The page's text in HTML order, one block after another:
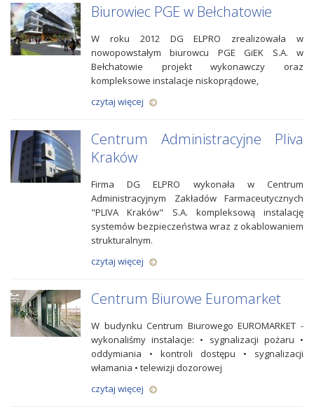
Biurowiec PGE w Bełchatowie
W roku 2012 DG ELPRO zrealizowała w
nowopowstałym biurowcu PGE GiEK S.A. w
Bełchatowie projekt wykonawczy oraz
kompleksowe instalacje niskoprądowe,
czytaj więcej
Centrum Administracyjne Pliva
Kraków
Firma DG ELPRO wykonała w Centrum
Administracyjnym Zakładów Farmaceutycznych
"PLIVA Kraków" S.A. kompleksową instalację
systemów bezpieczeństwa wraz z okablowaniem
strukturalnym.
czytaj więcej
Centrum Biurowe Euromarket
W budynku Centrum Biurowego EUROMARKET -
wykonaliśmy instalacje: • sygnalizacji pożaru •
oddymiania • kontroli dostępu • sygnalizacji
włamania • telewizji dozorowej
czytaj więcej